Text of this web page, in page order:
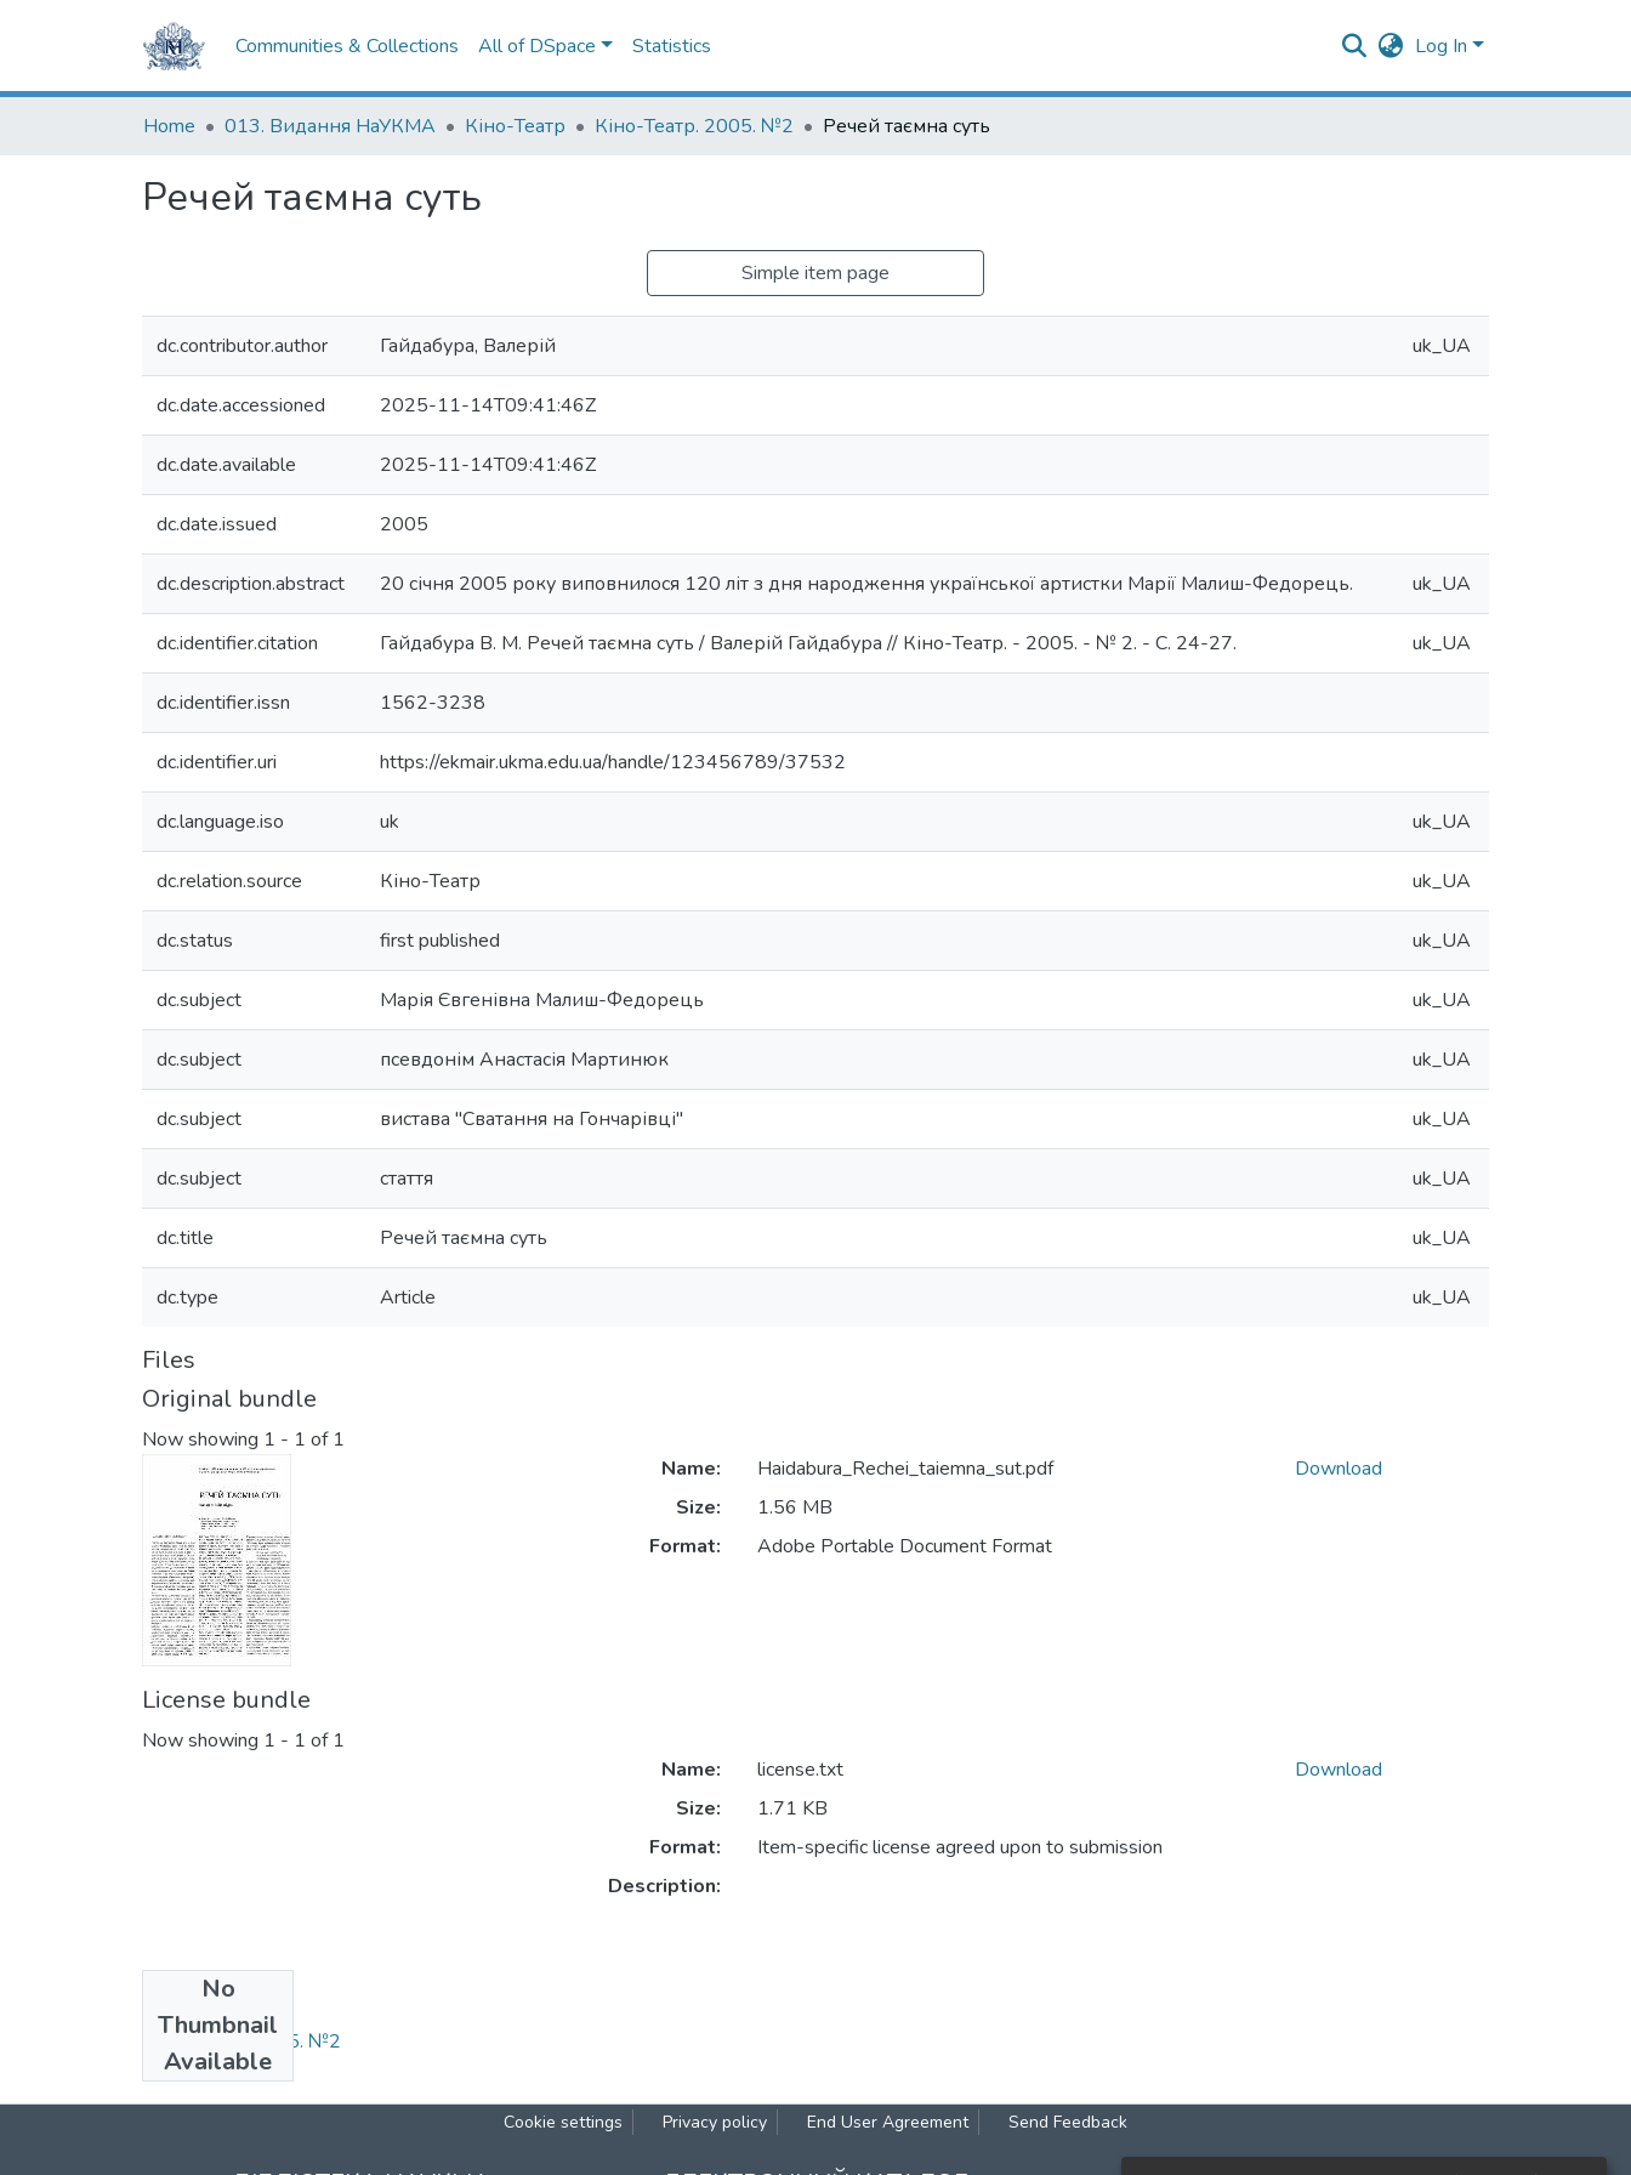
Communities & Collections All of DSpace Statistics Log In
Home 013. Видання НаУКМА Кіно-Театр Кіно-Театр. 2005. №2 Речей таємна суть
Речей таємна суть
Simple item page
dc.contributor.author Гайдабура, Валерій uk_UA
dc.date.accessioned 2025-11-14T09:41:46Z
dc.date.available 2025-11-14T09:41:46Z
dc.date.issued 2005
dc.description.abstract 20 січня 2005 року виповнилося 120 літ з дня народження української артистки Марії Малиш-Федорець. uk_UA
dc.identifier.citation Гайдабура В. М. Речей таємна суть / Валерій Гайдабура // Кіно-Театр. - 2005. - № 2. - С. 24-27. uk_UA
dc.identifier.issn 1562-3238
dc.identifier.uri https://ekmair.ukma.edu.ua/handle/123456789/37532
dc.language.iso uk uk_UA
dc.relation.source Кіно-Театр uk_UA
dc.status first published uk_UA
dc.subject Марія Євгенівна Малиш-Федорець uk_UA
dc.subject псевдонім Анастасія Мартинюк uk_UA
dc.subject вистава "Сватання на Гончарівці" uk_UA
dc.subject стаття uk_UA
dc.title Речей таємна суть uk_UA
dc.type Article uk_UA
Files
Original bundle
Now showing 1 - 1 of 1
Name:
Haidabura_Rechei_taiemna_sut.pdf
Size:
1.56 MB
Format:
Adobe Portable Document Format
Download
License bundle
Now showing 1 - 1 of 1
No
Thumbnail
Available
Name:
license.txt
Size:
1.71 KB
Format:
Item-specific license agreed upon to submission
Description:
Download
Collections
Кіно-Театр. 2005. №2
Cookie settings Privacy policy End User Agreement Send Feedback